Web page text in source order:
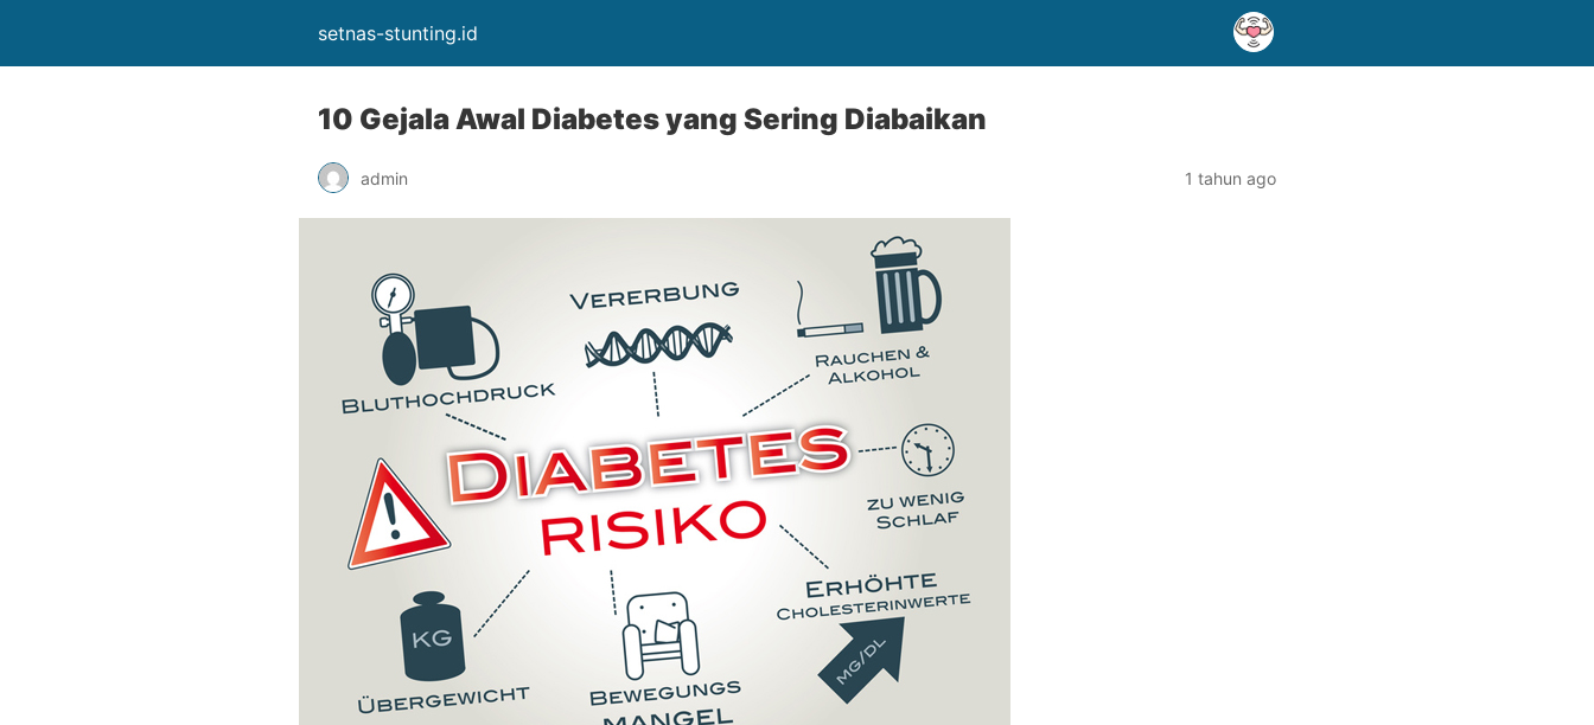
setnas-stunting.id
10 Gejala Awal Diabetes yang Sering Diabaikan
admin 1 tahun ago